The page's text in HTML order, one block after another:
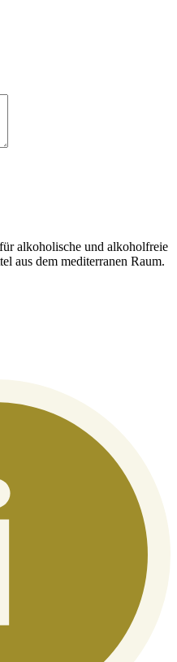
alkoholische und alkoholfreie
aus dem mediterranen Raum.